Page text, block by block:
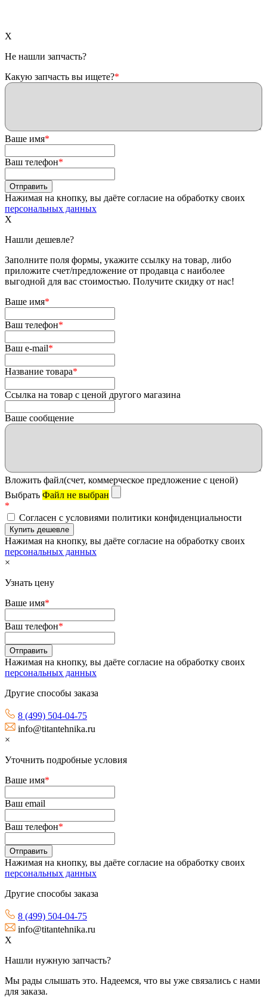
X
Не нашли запчасть?
Какую запчасть вы ищете?*
Ваше имя*
Ваш телефон*
Нажимая на кнопку, вы даёте согласие на обработку своих
персональных данных
X
Нашли дешевле?
Заполните поля формы, укажите ссылку на товар, либо
приложите счет/предложение от продавца с наиболее
выгодной для вас стоимостью. Получите скидку от нас!
Ваше имя*
Ваш телефон*
Ваш e-mail*
Название товара*
Ссылка на товар с ценой другого магазина
Ваше сообщение
Вложить файл(счет, коммерческое предложение с ценой)
Выбрать Файл не выбран
*
Согласен с условиями политики конфиденциальности
Нажимая на кнопку, вы даёте согласие на обработку своих
персональных данных
×
Узнать цену
Ваше имя*
Ваш телефон*
Нажимая на кнопку, вы даёте согласие на обработку своих
персональных данных
Другие способы заказа
8 (499) 504-04-75
info@titantehnika.ru
×
Уточнить подробные условия
Ваше имя*
Ваш email
Ваш телефон*
Нажимая на кнопку, вы даёте согласие на обработку своих
персональных данных
Другие способы заказа
8 (499) 504-04-75
info@titantehnika.ru
X
Нашли нужную запчасть?
Мы рады слышать это. Надеемся, что вы уже связались с нами
для заказа.